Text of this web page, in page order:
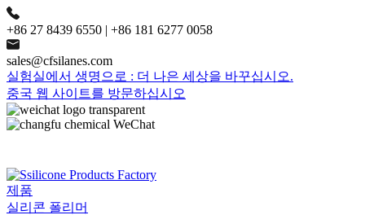
+86 27 8439 6550 | +86 181 6277 0058
sales@cfsilanes.com
실험실에서 생명으로 : 더 나은 세상을 바꾸십시오.
중국 웹 사이트를 방문하십시오
제품
실리콘 폴리머